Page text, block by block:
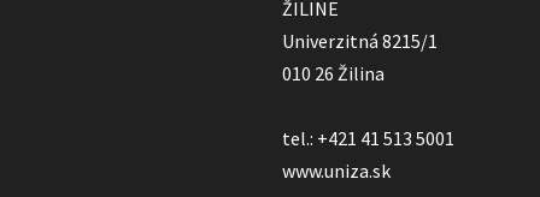
ŽILINE
Univerzitná 8215/1
010 26 Žilina
tel.: +421 41 513 5001
www.uniza.sk